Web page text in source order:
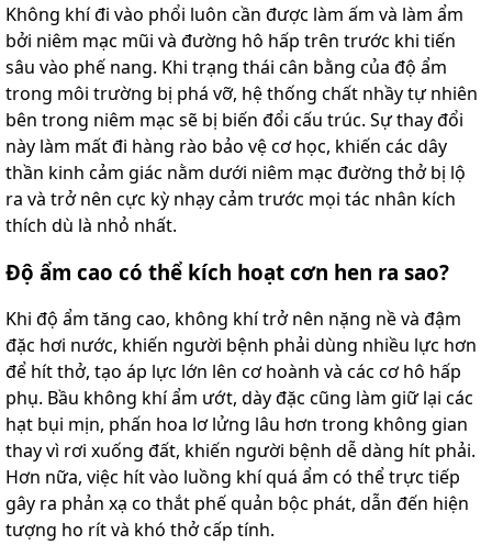
Không khí đi vào phổi luôn cần được làm ấm và làm ẩm
bởi niêm mạc mũi và đường hô hấp trên trước khi tiến
sâu vào phế nang. Khi trạng thái cân bằng của độ ẩm
trong môi trường bị phá vỡ, hệ thống chất nhầy tự nhiên
bên trong niêm mạc sẽ bị biến đổi cấu trúc. Sự thay đổi
này làm mất đi hàng rào bảo vệ cơ học, khiến các dây
thần kinh cảm giác nằm dưới niêm mạc đường thở bị lộ
ra và trở nên cực kỳ nhạy cảm trước mọi tác nhân kích
thích dù là nhỏ nhất.
Độ ẩm cao có thể kích hoạt cơn hen ra sao?
Khi độ ẩm tăng cao, không khí trở nên nặng nề và đậm
đặc hơi nước, khiến người bệnh phải dùng nhiều lực hơn
để hít thở, tạo áp lực lớn lên cơ hoành và các cơ hô hấp
phụ. Bầu không khí ẩm ướt, dày đặc cũng làm giữ lại các
hạt bụi mịn, phấn hoa lơ lửng lâu hơn trong không gian
thay vì rơi xuống đất, khiến người bệnh dễ dàng hít phải.
Hơn nữa, việc hít vào luồng khí quá ẩm có thể trực tiếp
gây ra phản xạ co thắt phế quản bộc phát, dẫn đến hiện
tượng ho rít và khó thở cấp tính.